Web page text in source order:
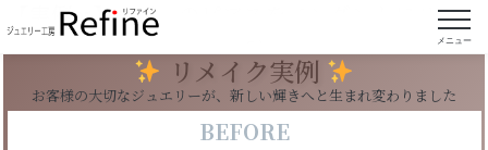
メニュー
【実例95】ルビーのピアスをペンダントにリフォ
リメイク実例
お客様の大切なジュエリーが、新しい輝きへと生まれ変わりました
BEFORE